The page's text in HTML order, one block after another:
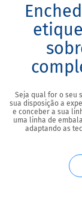
Seja qual for o seu
sua disposição a
e conceber a sua
uma linha de
adaptando as